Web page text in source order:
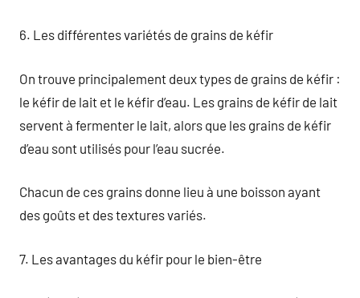
6. Les différentes variétés de grains de kéfir
On trouve principalement deux types de grains de kéfir :
le kéfir de lait et le kéfir d’eau. Les grains de kéfir de lait
servent à fermenter le lait, alors que les grains de kéfir
d’eau sont utilisés pour l’eau sucrée.
Chacun de ces grains donne lieu à une boisson ayant
des goûts et des textures variés.
7. Les avantages du kéfir pour le bien-être